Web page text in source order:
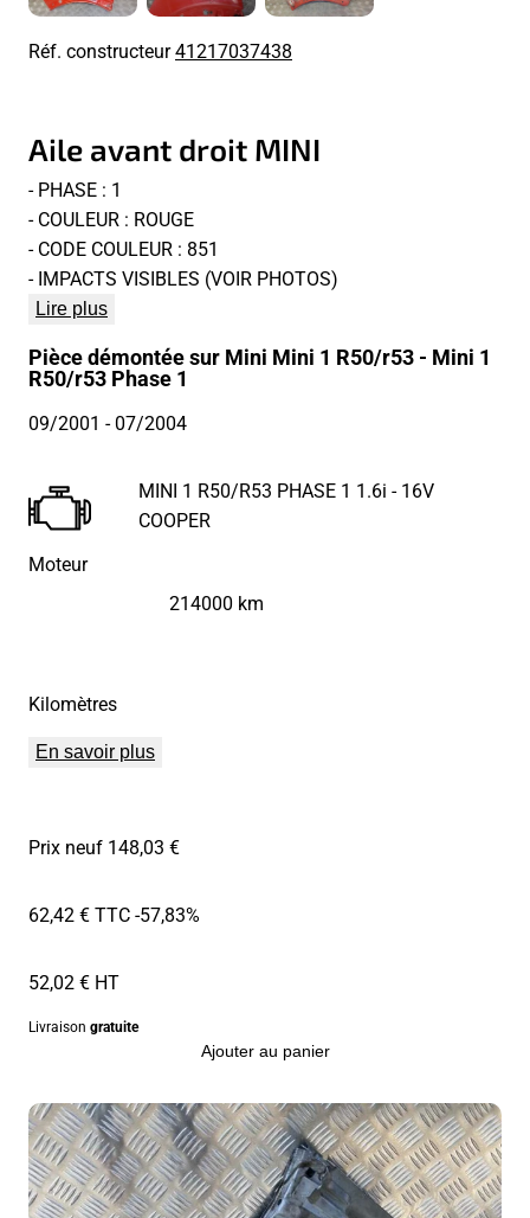
Réf. constructeur41217037438
Aile avant droit MINI
- PHASE : 1
- COULEUR : ROUGE
- CODE COULEUR : 851
- IMPACTS VISIBLES (VOIR PHOTOS)
Lire plus
Pièce démontée sur Mini Mini 1 R50/r53 - Mini 1
R50/r53 Phase 1
09/2001 - 07/2004
Moteur
MINI 1 R50/R53 PHASE 1 1.6i - 16V
COOPER
Kilomètres
214000 km
En savoir plus
Prix neuf 148,03 €
62,42 € TTC-57,83%
52,02 € HT
Livraison gratuite
Ajouter au panier